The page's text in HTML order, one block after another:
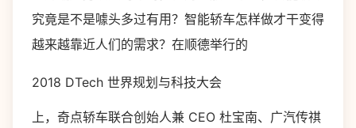
究竟是不是噱头多过有用？智能轿车怎样做才干变得
越来越靠近人们的需求？在顺德举行的
2018 DTech 世界规划与科技大会
上，奇点轿车联合创始人兼 CEO 杜宝南、广汽传祺